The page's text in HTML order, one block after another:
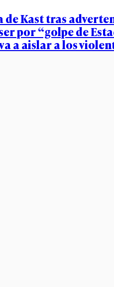
de Kast tras
por “golpe de
a aislar a los